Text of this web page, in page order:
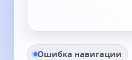
Ошибка навигации